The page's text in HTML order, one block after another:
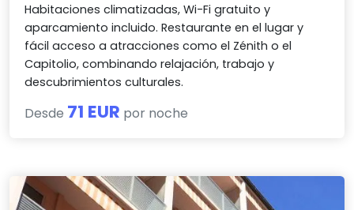
Habitaciones climatizadas, Wi-Fi gratuito y
aparcamiento incluido. Restaurante en el lugar y
fácil acceso a atracciones como el Zénith o el
Capitolio, combinando relajación, trabajo y
descubrimientos culturales.
Desde 71 EUR por noche